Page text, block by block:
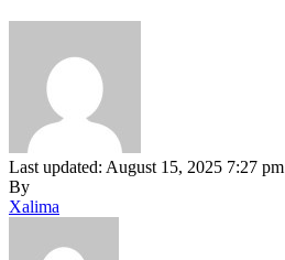
Last updated: August 15, 2025 7:27 pm
By
Xalima